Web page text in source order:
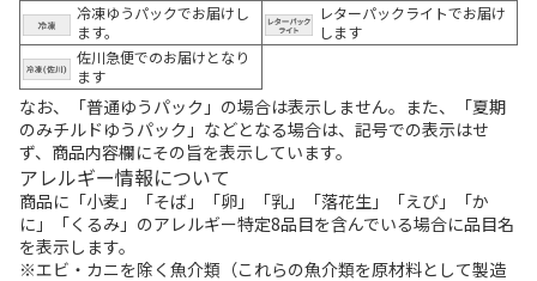
冷凍ゆうパックでお届けし
ます。
レターパックライトでお届け
します
佐川急便でのお届けとなり
ます
なお、「普通ゆうパック」の場合は表示しません。また、「夏期
のみチルドゆうパック」などとなる場合は、記号での表示はせ
ず、商品内容欄にその旨を表示しています。
アレルギー情報について
商品に「小麦」「そば」「卵」「乳」「落花生」「えび」「か
に」「くるみ」のアレルギー特定8品目を含んでいる場合に品目名
を表示します。
※エビ・カニを除く魚介類（これらの魚介類を原材料として製造